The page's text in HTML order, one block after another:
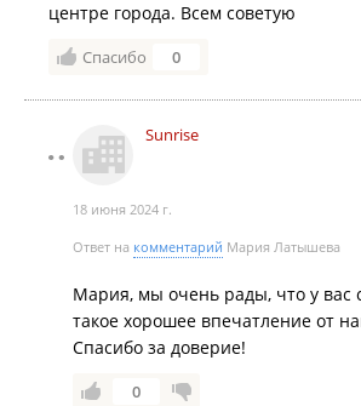
центре города. Всем советую
Спасибо 0
Sunrise
18 июня 2024 г.
Ответ на комментарий Мария Латышева
Мария, мы очень рады, что у вас
такое хорошее впечатление от
Спасибо за доверие!
0